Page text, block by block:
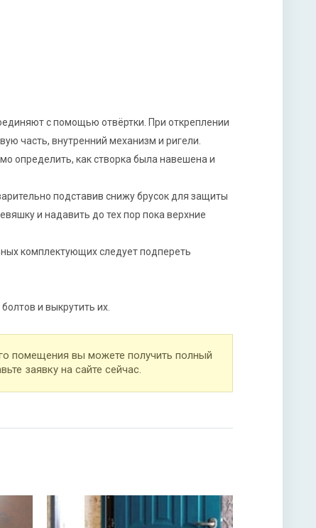
с помощью отвёртки. При откреплении
часть, внутренний механизм и ригели.
определить, как створка была навешена и
подставив снижу брусок для защиты
и надавить до тех пор пока верхние
комплектующих следует подпереть
и выкрутить их.
помещения вы можете получить полный
заявку на сайте сейчас.